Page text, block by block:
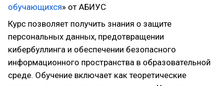
обучающихся» от АБИУС
Курс позволяет получить знания о защите
персональных данных, предотвращении
кибербуллинга и обеспечении безопасного
информационного пространства в образовательной
среде. Обучение включает как теоретические